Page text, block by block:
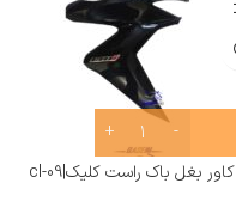
کاور بغل باک راست کلیک|cl-09